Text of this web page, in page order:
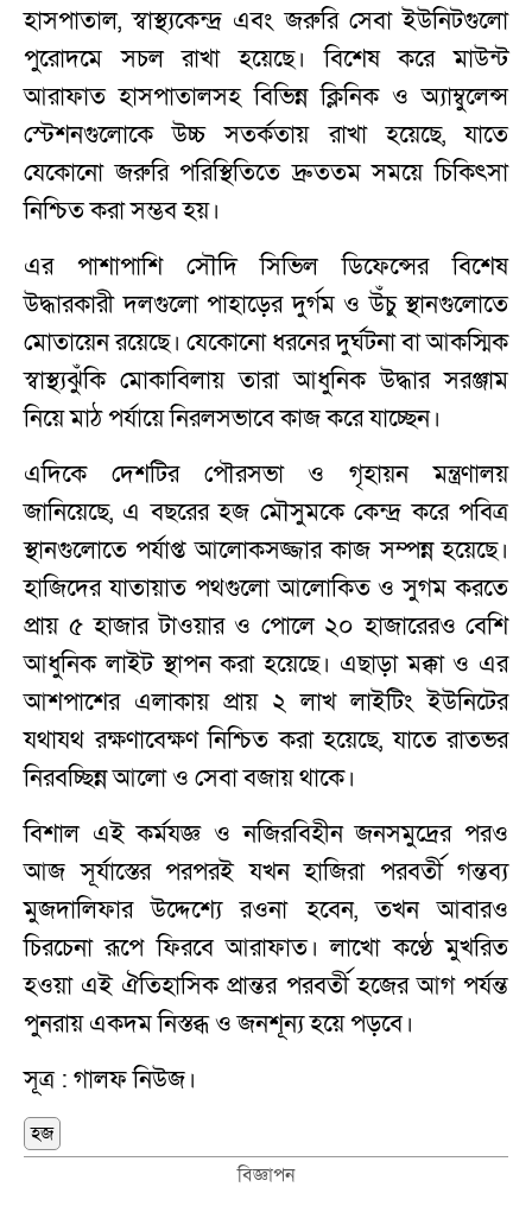
হাসপাতাল, স্বাস্থ্যকেন্দ্র এবং জরুরি সেবা ইউনিটগুলো
পুরোদমে সচল রাখা হয়েছে। বিশেষ করে মাউন্ট
আরাফাত হাসপাতালসহ বিভিন্ন ক্লিনিক ও অ্যাম্বুলেন্স
স্টেশনগুলোকে উচ্চ সতর্কতায় রাখা হয়েছে, যাতে
যেকোনো জরুরি পরিস্থিতিতে দ্রুততম সময়ে চিকিৎসা
নিশ্চিত করা সম্ভব হয়।
এর পাশাপাশি সৌদি সিভিল ডিফেন্সের বিশেষ
উদ্ধারকারী দলগুলো পাহাড়ের দুর্গম ও উঁচু স্থানগুলোতে
মোতায়েন রয়েছে। যেকোনো ধরনের দুর্ঘটনা বা আকস্মিক
স্বাস্থ্যঝুঁকি মোকাবিলায় তারা আধুনিক উদ্ধার সরঞ্জাম
নিয়ে মাঠ পর্যায়ে নিরলসভাবে কাজ করে যাচ্ছেন।
এদিকে দেশটির পৌরসভা ও গৃহায়ন মন্ত্রণালয়
জানিয়েছে, এ বছরের হজ মৌসুমকে কেন্দ্র করে পবিত্র
স্থানগুলোতে পর্যাপ্ত আলোকসজ্জার কাজ সম্পন্ন হয়েছে।
হাজিদের যাতায়াত পথগুলো আলোকিত ও সুগম করতে
প্রায় ৫ হাজার টাওয়ার ও পোলে ২০ হাজারেরও বেশি
আধুনিক লাইট স্থাপন করা হয়েছে। এছাড়া মক্কা ও এর
আশপাশের এলাকায় প্রায় ২ লাখ লাইটিং ইউনিটের
যথাযথ রক্ষণাবেক্ষণ নিশ্চিত করা হয়েছে, যাতে রাতভর
নিরবচ্ছিন্ন আলো ও সেবা বজায় থাকে।
বিশাল এই কর্মযজ্ঞ ও নজিরবিহীন জনসমুদ্রের পরও
আজ সূর্যাস্তের পরপরই যখন হাজিরা পরবর্তী গন্তব্য
মুজদালিফার উদ্দেশ্যে রওনা হবেন, তখন আবারও
চিরচেনা রূপে ফিরবে আরাফাত। লাখো কণ্ঠে মুখরিত
হওয়া এই ঐতিহাসিক প্রান্তর পরবর্তী হজের আগ পর্যন্ত
পুনরায় একদম নিস্তব্ধ ও জনশূন্য হয়ে পড়বে।
সূত্র : গালফ নিউজ।
হজ
বিজ্ঞাপন